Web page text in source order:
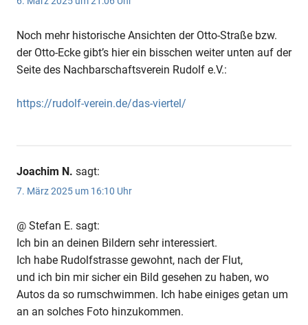
Noch mehr historische Ansichten der Otto-Straße bzw.
der Otto-Ecke gibt’s hier ein bisschen weiter unten auf der
Seite des Nachbarschaftsverein Rudolf e.V.:
https://rudolf-verein.de/das-viertel/
Joachim N. sagt:
7. März 2025 um 16:10 Uhr
@ Stefan E. sagt:
Ich bin an deinen Bildern sehr interessiert.
Ich habe Rudolfstrasse gewohnt, nach der Flut,
und ich bin mir sicher ein Bild gesehen zu haben, wo
Autos da so rumschwimmen. Ich habe einiges getan um
an an solches Foto hinzukommen.